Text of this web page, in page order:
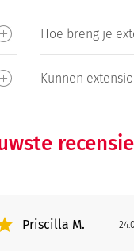
Hoe breng je
Kunnen
Priscilla M.